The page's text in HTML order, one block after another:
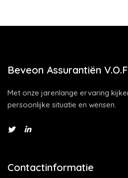
Beveon Assurantiën
Met onze jarenlange ervaring
persoonlijke situatie en wensen.
Contactinformatie